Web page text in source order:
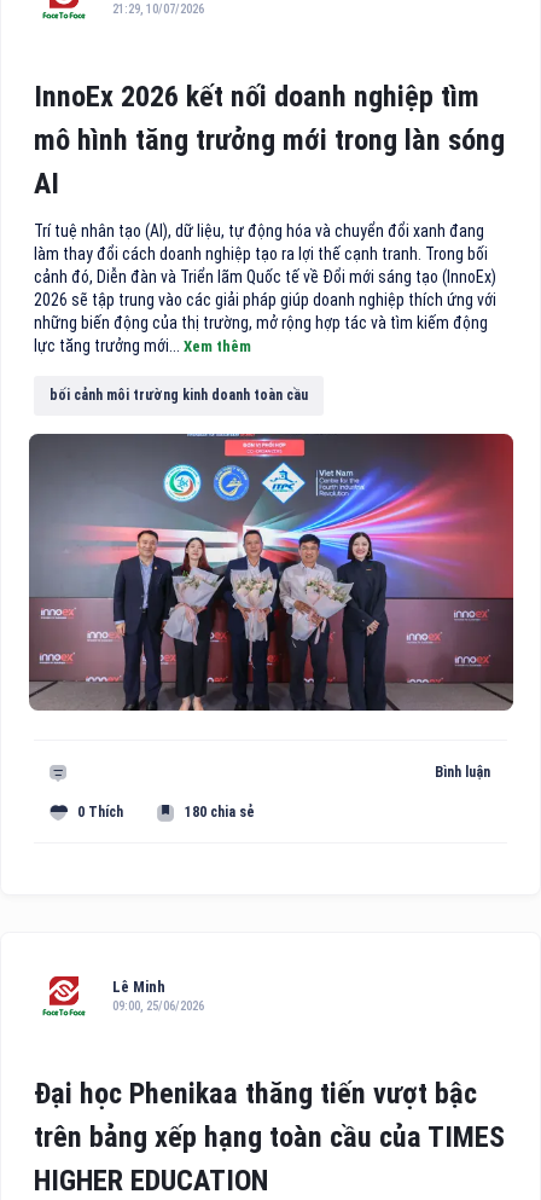
21:29, 10/07/2026
InnoEx 2026 kết nối doanh nghiệp tìm
mô hình tăng trưởng mới trong làn sóng
AI
Trí tuệ nhân tạo (AI), dữ liệu, tự động hóa và chuyển đổi xanh đang
làm thay đổi cách doanh nghiệp tạo ra lợi thế cạnh tranh. Trong bối
cảnh đó, Diễn đàn và Triển lãm Quốc tế về Đổi mới sáng tạo (InnoEx)
2026 sẽ tập trung vào các giải pháp giúp doanh nghiệp thích ứng với
những biến động của thị trường, mở rộng hợp tác và tìm kiếm động
lực tăng trưởng mới... Xem thêm
bối cảnh môi trường kinh doanh toàn cầu
Bình luận
0 Thích 180 chia sẻ
Lê Minh
09:00, 25/06/2026
Đại học Phenikaa thăng tiến vượt bậc
trên bảng xếp hạng toàn cầu của TIMES
HIGHER EDUCATION